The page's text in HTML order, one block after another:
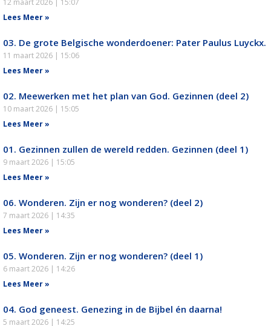
12 maart 2026
15:07
Lees Meer »
03. De grote Belgische wonderdoener: Pater Paulus Luyckx.
11 maart 2026
15:06
Lees Meer »
02. Meewerken met het plan van God. Gezinnen (deel 2)
10 maart 2026
15:05
Lees Meer »
01. Gezinnen zullen de wereld redden. Gezinnen (deel 1)
9 maart 2026
15:05
Lees Meer »
06. Wonderen. Zijn er nog wonderen? (deel 2)
7 maart 2026
14:35
Lees Meer »
05. Wonderen. Zijn er nog wonderen? (deel 1)
6 maart 2026
14:26
Lees Meer »
04. God geneest. Genezing in de Bijbel én daarna!
5 maart 2026
14:25